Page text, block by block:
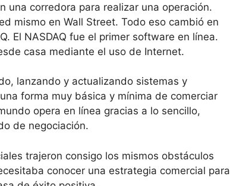
una corredora para realizar una operación.
mismo en Wall Street. Todo eso cambió en
El NASDAQ fue el primer software en línea.
casa mediante el uso de Internet.
lanzando y actualizando sistemas y
forma muy básica y mínima de comerciar
opera en línea gracias a lo sencillo,
de negociación.
trajeron consigo los mismos obstáculos
conocer una estrategia comercial para